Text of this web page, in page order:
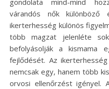
várandós nők különböző
ikerterhesség különös
több magzat jelenléte
befolyásolják a kismama
fejlődését. Az
nemcsak egy, hanem több
orvosi ellenőrzést igényel.